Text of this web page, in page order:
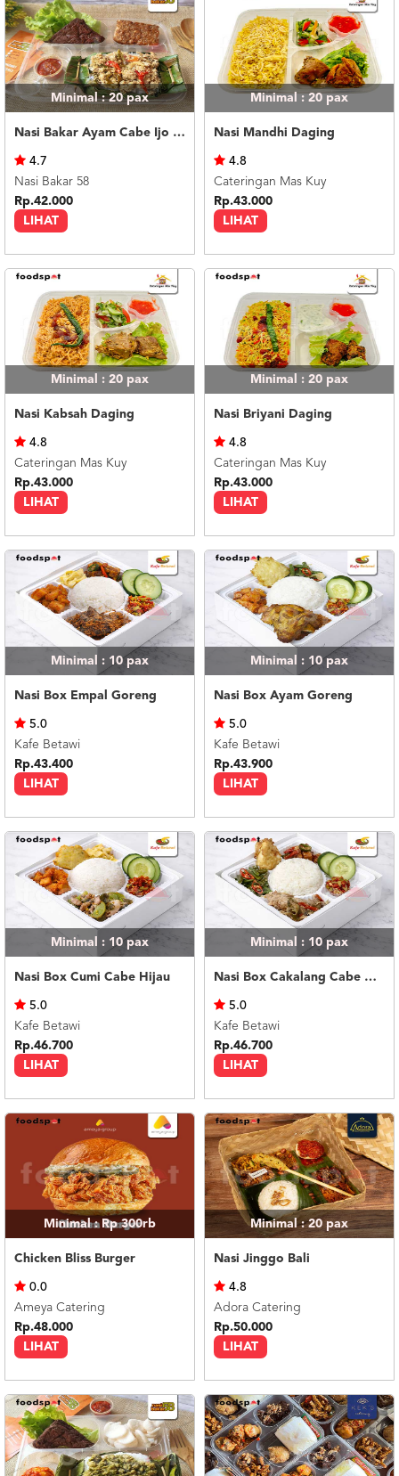
Minimal : 20pax
Nasi Bakar Ayam Cabe Ijo + Tahu Tempe
LIHAT
4.7
Nasi Bakar 58
Rp.42.000
Minimal : 20pax
Nasi Mandhi Daging
LIHAT
4.8
Cateringan Mas Kuy
Rp.43.000
Minimal : 20 pax
Nasi Kabsah Daging
LIHAT
4.8
Cateringan Mas Kuy
Rp.43.000
Minimal : 20 pax
Nasi Briyani Daging
LIHAT
4.8
Cateringan Mas Kuy
Rp.43.000
Minimal : 10 pax
Nasi Box Empal Goreng
LIHAT
5.0
Kafe Betawi
Rp.43.400
Minimal : 10pax
Nasi Box Ayam Goreng
LIHAT
5.0
Kafe Betawi
Rp.43.900
Minimal : 10pax
Nasi Box Cumi Cabe Hijau
LIHAT
5.0
Kafe Betawi
Rp.46.700
Minimal : 10pax
Nasi Box Cakalang Cabe Hijau
LIHAT
5.0
Kafe Betawi
Rp.46.700
Minimal : Rp 300rb
Chicken Bliss Burger
LIHAT
0.0
Ameya Catering
Rp.48.000
Minimal : 20pax
Nasi Jinggo Bali
LIHAT
4.8
Adora Catering
Rp.50.000